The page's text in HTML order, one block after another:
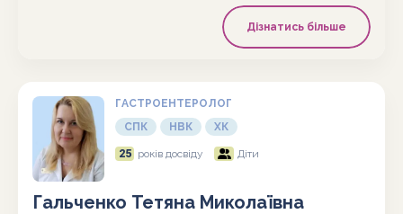
Дізнатись більше
ГАСТРОЕНТЕРОЛОГ
СПК
НВК ХК
25 років досвіду Діти
Гальченко Тетяна Миколаївна